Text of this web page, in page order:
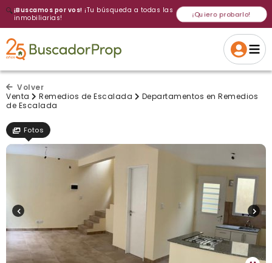
🔍¡Buscamos por vos! ¡Tu búsqueda a todas las
inmobiliarias!
¡Quiero probarlo!
Cancelar Si, eliminar
Gracias
Volver a intentar
Volver
Venta
Remedios de Escalada
Departamentos en Remedios
de Escalada
Fotos